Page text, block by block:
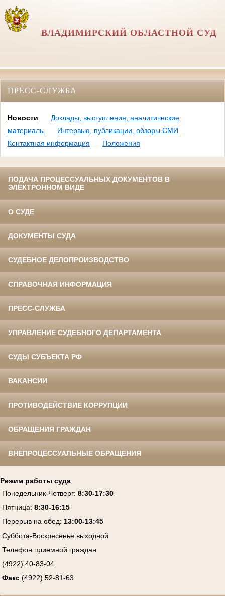
ВЛАДИМИРСКИЙ ОБЛАСТНОЙ СУД
ПРЕСС-СЛУЖБА
Новости
Доклады, выступления, аналитические
материалы
Интервью, публикации, обзоры СМИ
Контактная информация
Положения
ПОДАЧА ПРОЦЕССУАЛЬНЫХ ДОКУМЕНТОВ В
ЭЛЕКТРОННОМ ВИДЕ
О СУДЕ
ДОКУМЕНТЫ СУДА
СУДЕБНОЕ ДЕЛОПРОИЗВОДСТВО
СПРАВОЧНАЯ ИНФОРМАЦИЯ
ПРЕСС-СЛУЖБА
УПРАВЛЕНИЕ СУДЕБНОГО ДЕПАРТАМЕНТА
СУДЫ СУБЪЕКТА РФ
ВАКАНСИИ
ПРОТИВОДЕЙСТВИЕ КОРРУПЦИИ
ОБРАЩЕНИЯ ГРАЖДАН
ВНЕПРОЦЕССУАЛЬНЫЕ ОБРАЩЕНИЯ
Режим работы суда
Понедельник-Четверг: 8:30-17:30
Пятница: 8:30-16:15
Перерыв на обед: 13:00-13:45
Суббота-Воскресенье:выходной
Телефон приемной граждан
(4922) 40-83-04
Факс (4922) 52-81-63